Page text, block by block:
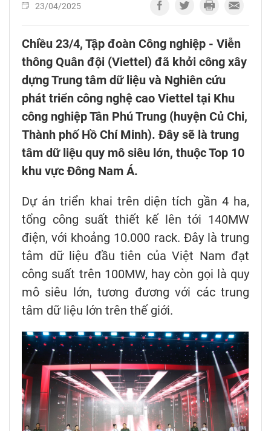
23/04/2025
Chiều 23/4, Tập đoàn Công nghiệp - Viễn
thông Quân đội (Viettel) đã khởi công xây
dựng Trung tâm dữ liệu và Nghiên cứu
phát triển công nghệ cao Viettel tại Khu
công nghiệp Tân Phú Trung (huyện Củ Chi,
Thành phố Hồ Chí Minh). Đây sẽ là trung
tâm dữ liệu quy mô siêu lớn, thuộc Top 10
khu vực Đông Nam Á.
Dự án triển khai trên diện tích gần 4 ha,
tổng công suất thiết kế lên tới 140MW
điện, với khoảng 10.000 rack. Đây là trung
tâm dữ liệu đầu tiên của Việt Nam đạt
công suất trên 100MW, hay còn gọi là quy
mô siêu lớn, tương đương với các trung
tâm dữ liệu lớn trên thế giới.